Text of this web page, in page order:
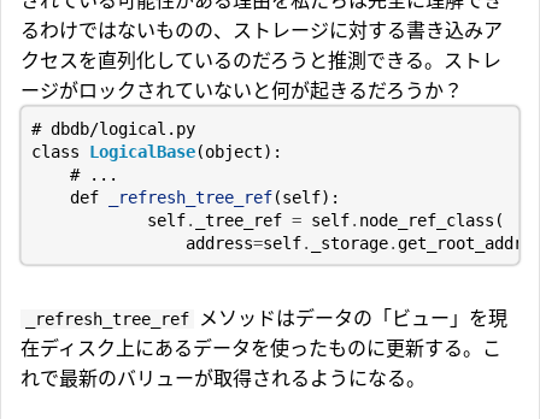
るわけではないものの、ストレージに対する書き込みア
クセスを直列化しているのだろうと推測できる。ストレ
ージがロックされていないと何が起きるだろうか？
# dbdb/logical.py
class
LogicalBase(object):
# ...
def
_refresh_tree_ref(self):
self. _tree_ref = self. node_ref_class (
address=self. _storage.
_refresh_tree_ref
メソッドはデータの「ビュー」を現
在ディスク上にあるデータを使ったものに更新する。こ
れで最新のバリューが取得されるようになる。